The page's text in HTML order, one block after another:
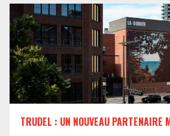
TRUDEL : UN NOUVEAU PARTENAIRE